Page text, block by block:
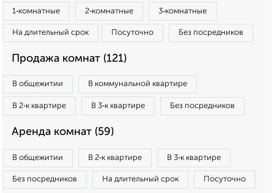
1‑комнатные 2‑комнатные 3‑комнатные
На длительный срок Посуточно Без посредников
Продажа комнат (121)
В общежитии В коммунальной квартире
В 2‑к квартире В 3‑к квартире Без посредников
Аренда комнат (59)
В общежитии В 2‑к квартире В 3‑к квартире
Без посредников На длительный срок Посуточно